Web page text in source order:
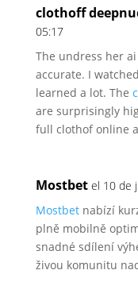
clothoff
05:17
The undress her
accurate. I
learned a lot. The
are surprisingly
full clothof online
Mostbet el 10 de
Mostbetnabízí
plně mobilně
snadné sdílení
živou komunitu